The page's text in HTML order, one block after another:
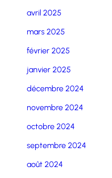
avril 2025
mars 2025
février 2025
janvier 2025
décembre 2024
novembre 2024
octobre 2024
septembre 2024
août 2024